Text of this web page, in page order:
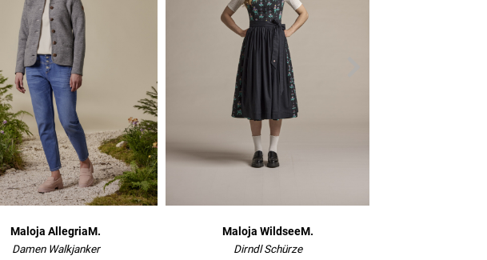
Maloja AllegriaM.
Damen Walkjanker
Maloja WildseeM.
Dirndl Schürze